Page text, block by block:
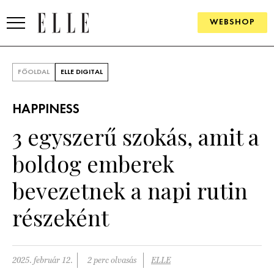
WEBSHOP
SZÉPSÉG
PSZICHÉ
PÁRKAPCSOLAT
FŐOLDAL ELLE DIGITAL
HAPPINESS
3 egyszerű szokás, amit a
boldog emberek
bevezetnek a napi rutin
részeként
2025. február 12. 2 perc olvasás ELLE